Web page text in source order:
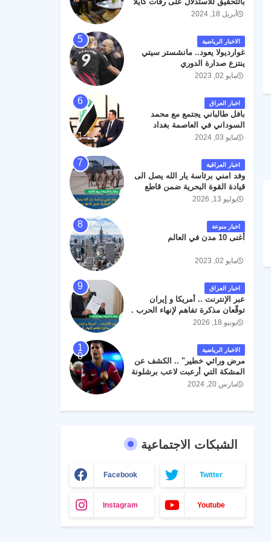
مولرأبريل 18, 2024
الاخبار الرياضية
غوارديولا يعود.. مانشستر سيتي
ينتزع صدارة الدوري
مايو 02, 2023
اخبار العراق
بافل طالباني يجتمع مع محمد
السوداني في العاصمة بغداد
مايو 03, 2024
اخبار العراقية
وفد امني برئاسة يار الله يصل الى
قيادة القوة البحرية ضمن قاطع
عمليات البصرة .
يوليو 13, 2026
اخبار منوعة
أغنى 10 مدن في العالم
مايو 02, 2023
اخبار العراق
عبر الإنترنت .. أمريكا و إيران
توقّعان مذكرة تفاهم لإنهاء الحرب .
يونيو 18, 2026
الاخبار الرياضية
مرض وراثي خطير" .. الكشف عن
المشكة التي أرعبت لاعب برشلونة
جواو كانسيلو
مارس 20, 2024
الشبكات الاجتماعية
Facebook Twitter
Instagram Youtube